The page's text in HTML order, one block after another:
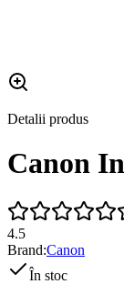
Detalii produs
Canon
4.5
Brand:Canon
În stoc